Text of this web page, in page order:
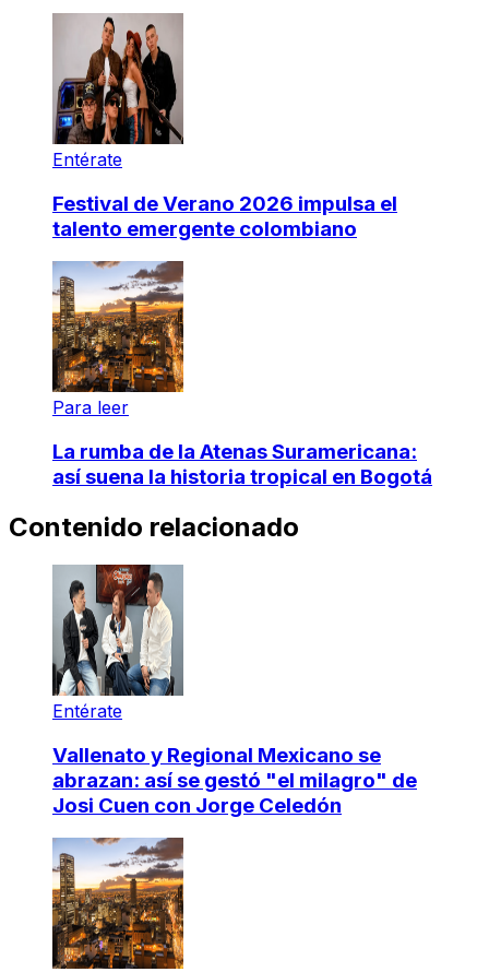
Entérate
Festival de Verano 2026 impulsa el
talento emergente colombiano
Para leer
La rumba de la Atenas Suramericana:
así suena la historia tropical en Bogotá
Contenido relacionado
Entérate
Vallenato y Regional Mexicano se
abrazan: así se gestó "el milagro" de
Josi Cuen con Jorge Celedón